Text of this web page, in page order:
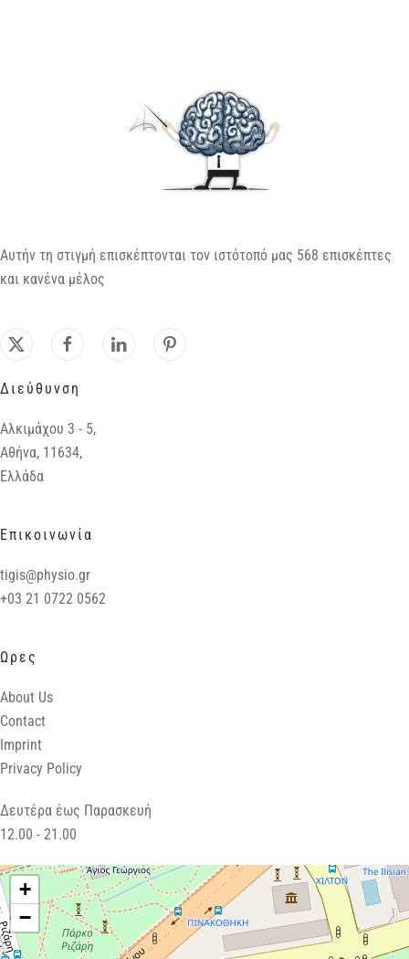
Αυτήν τη στιγμή επισκέπτονται τον ιστότοπό μας 568 επισκέπτες
και κανένα μέλος
Διεύθυνση
Αλκιμάχου 3 - 5,
Αθήνα, 11634,
Ελλάδα
Επικοινωνία
tigis@physio.gr
+03 21 0722 0562
Ωρες
About Us
Contact
Imprint
Privacy Policy
Δευτέρα έως Παρασκευή
12.00 - 21.00
+
−